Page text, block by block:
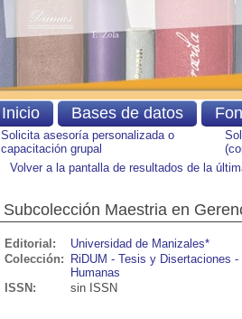
Solicita asesoría personalizada o
capacitación grupal
Volver a la pantalla de resultados de la
Subcolección Maestria en
Editorial:
Universidad de Manizales*
Colección:
RiDUM - Tesis y Disertaciones
Humanas
ISSN:
sin ISSN
Inicio Bases de datos